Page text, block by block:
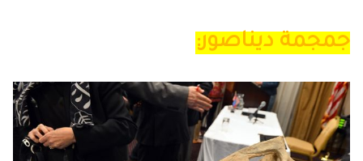
جمجمة ديناصور: